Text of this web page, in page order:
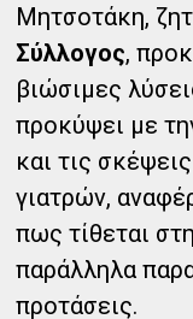
Μητσοτάκη,
Σύλλογος,
βιώσιμες
προκύψει με
και τις
γιατρών,
πως τίθεται
παράλληλα
προτάσεις.